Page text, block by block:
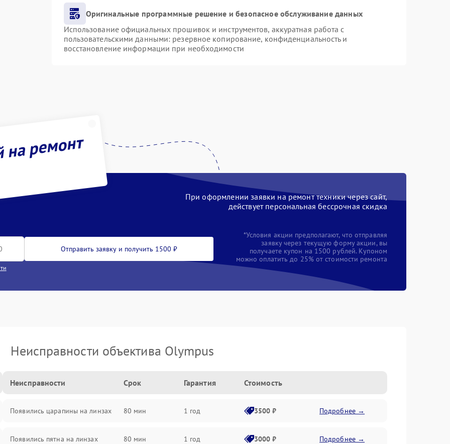
Оригинальные программные решение и безопасное обслуживание данных
Использование официальных прошивок и инструментов, аккуратная работа с
пользовательскими данными: резервное копирование, конфиденциальность и
восстановление информации при необходимости
ремонт
При оформлении заявки на ремонт техники через сайт,
действует персональная бессрочная скидка
Отправить заявку и получить 1500 ₽
*Условия акции предполагают, что отправляя
заявку через текущую форму акции, вы
получаете купон на 1500 рублей. Купоном
можно оплатить до 25% от стоимости ремонта
Неисправности объектива Olympus
Неисправности Срок Гарантия Стоимость
Появились царапины на линзах 80 мин 1 год 3500 ₽ Подробнее →
Появились пятна на линзах 80 мин 1 год 3000 ₽ Подробнее →